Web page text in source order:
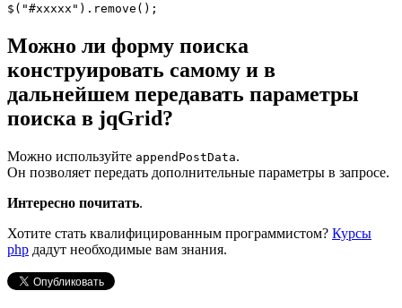
$("#xxxxx").remove();
Можно ли форму поиска
конструировать самому и в
дальнейшем передавать параметры
поиска в jqGrid?
Можно используйте appendPostData.
Он позволяет передать дополнительные параметры в запросе.
Интересно почитать.
Хотите стать квалифицированным программистом? Курсы
php дадут необходимые вам знания.